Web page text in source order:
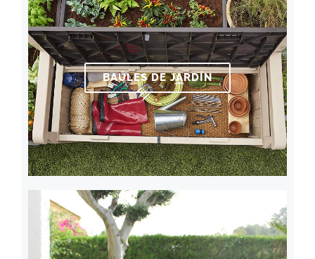
BAÚLES DE JARDÍN